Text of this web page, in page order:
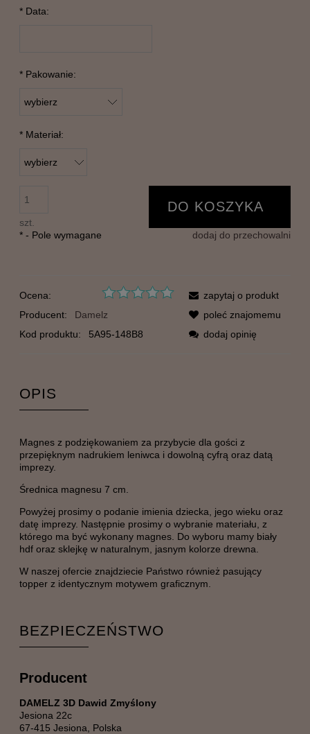
* Data:
* Pakowanie:
* Materiał:
szt.
DO KOSZYKA
dodaj do przechowalni
* - Pole wymagane
Ocena:
Producent:
Damelz
Kod produktu:
5A95-148B8
zapytaj o produkt
poleć znajomemu
dodaj opinię
OPIS
Magnes z podziękowaniem za przybycie dla gości z
przepięknym nadrukiem leniwca i dowolną cyfrą oraz datą
imprezy.
Średnica magnesu 7 cm.
Powyżej prosimy o podanie imienia dziecka, jego wieku oraz
datę imprezy. Następnie prosimy o wybranie materiału, z
którego ma być wykonany magnes. Do wyboru mamy biały
hdf oraz sklejkę w naturalnym, jasnym kolorze drewna.
W naszej ofercie znajdziecie Państwo również pasujący
topper z identycznym motywem graficznym.
BEZPIECZEŃSTWO
Producent
DAMELZ 3D Dawid Zmyślony
Jesiona 22c
67-415 Jesiona, Polska